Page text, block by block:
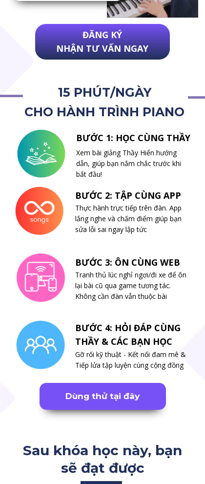
ĐĂNG KÝ
NHẬN TƯ VẤN NGAY
15 PHÚT/NGÀY
CHO HÀNH TRÌNH PIANO
Gỡ rối kỹ thuật - Kết nối đam mê &
Tiếp lửa tập luyện cùng cộng đồng
BƯỚC 4: HỎI ĐÁP CÙNG
THẦY & CÁC BẠN HỌC
BƯỚC 3: ÔN CÙNG WEB
Tranh thủ lúc nghỉ ngơi/đi xe để ôn
lại bài cũ qua game tương tác.
Không cần đàn vẫn thuộc bài
BƯỚC 1: HỌC CÙNG THẦY
Xem bài giảng Thầy Hiển hướng
dẫn, giúp bạn nắm chắc trước khi
bắt đầu!
BƯỚC 2: TẬP CÙNG APP
Thực hành trực tiếp trên đàn. App
lắng nghe và chấm điểm giúp bạn
sửa lỗi sai ngay lập tức
Dùng thử tại đây
Sau khóa học này, bạn
sẽ đạt được